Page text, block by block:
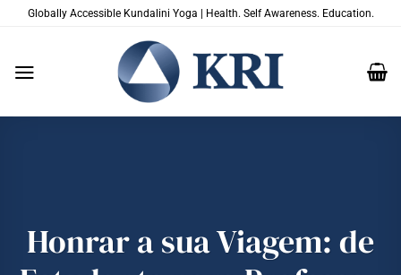
Globally Accessible Kundalini Yoga | Health. Self Awareness. Education.
Honrar a sua Viagem: de